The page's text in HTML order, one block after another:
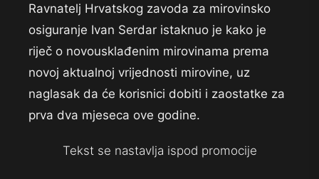
Ravnatelj Hrvatskog zavoda za mirovinsko
osiguranje Ivan Serdar istaknuo je kako je
riječ o novousklađenim mirovinama prema
novoj aktualnoj vrijednosti mirovine, uz
naglasak da će korisnici dobiti i zaostatke za
prva dva mjeseca ove godine.
Tekst se nastavlja ispod promocije